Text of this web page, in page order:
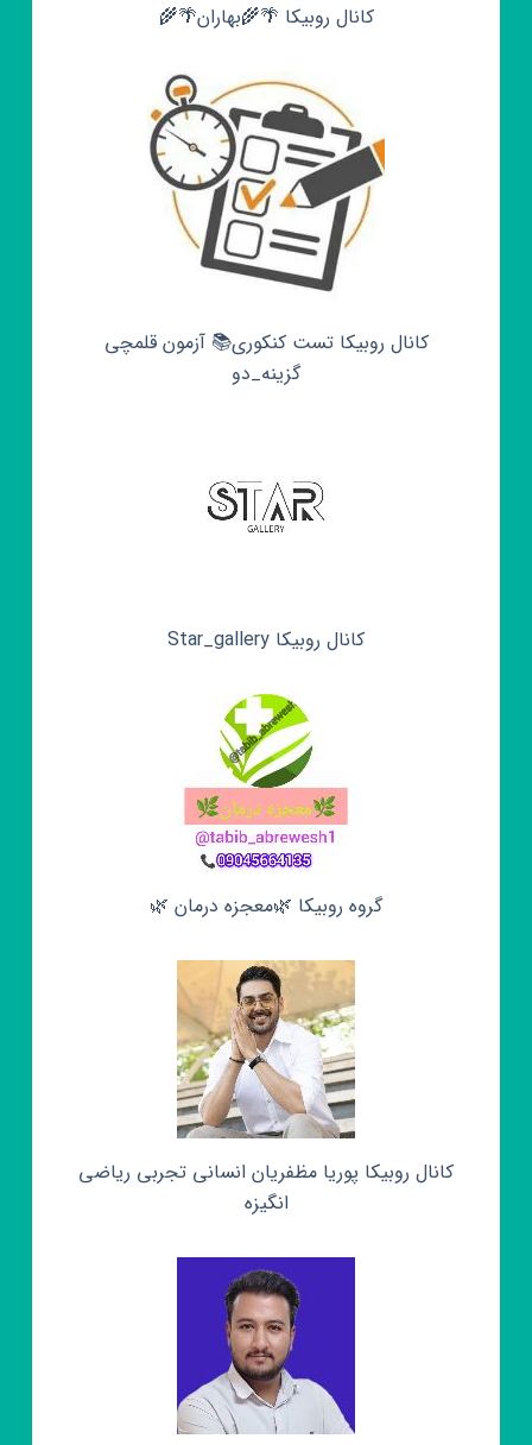
کانال روبیکا 🌴🌾بهاران🌴🌾
کانال روبیکا تست کنکوری📚 آزمون قلمچی‌‌
گزینه_دو
کانال روبیکا Star_gallery
گروه روبیکا 🌿معجزه درمان 🌿
کانال روبیکا پوریا مظفریان انسانی تجربی ریاضی
انگیزه